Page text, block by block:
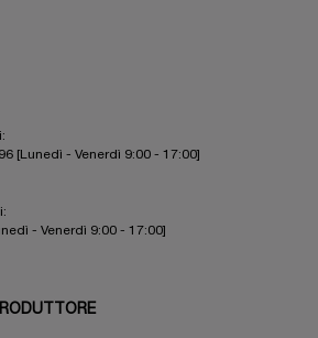
[Lunedì - Venerdì 9:00 - 17:00]
- Venerdì 9:00 - 17:00]